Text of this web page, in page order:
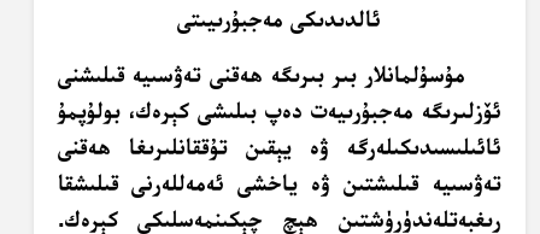
ئالدىدىكى مەجبۇرىيىتى
مۇسۇلمانلار بىر بىرىگە ھەقنى تەۋسىيە قىلىشنى
ئۆزلىرىگە مەجبۇرىيەت دەپ بىلىشى كېرەك، بولۇپمۇ
ئائىلىسىدىكىلەرگە ۋە يېقىن تۇققانلىرىغا ھەقنى
تەۋسىيە قىلىشتىن ۋە ياخشى ئەمەللەرنى قىلىشقا
رىغبەتلەندۈرۈشتىن ھېچ چېكىنمەسلىكى كېرەك.